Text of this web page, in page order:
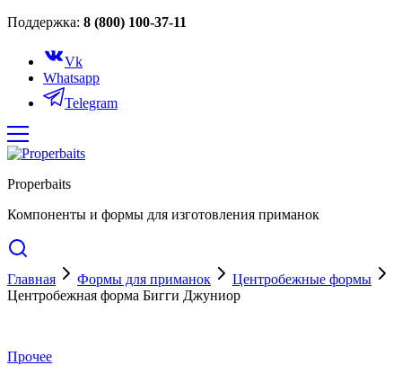
Поддержка: 8 (800) 100-37-11
Vk
Whatsapp
Telegram
Properbaits
Компоненты и формы для изготовления приманок
Главная Формы для приманок
Центробежные формы
Центробежная форма Бигги Джуниор
Прочее